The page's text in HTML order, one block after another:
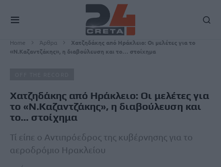
Home Άρθρα
Xατζηδάκης από Ηράκλειο: Οι μελέτες για το
«Ν.Καζαντζάκης», η διαβούλευση και το… στοίχημα
Xατζηδάκης από Ηράκλειο: Οι μελέτες για
το «Ν.Καζαντζάκης», η διαβούλευση και
το… στοίχημα
Τί είπε ο Αντιπρόεδρος της κυβέρνησης για το
αεροδρόμιο Ηρακλείου